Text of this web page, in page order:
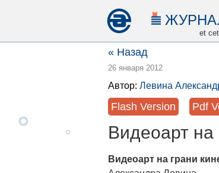
et
« Назад
26 января 2012
Автор: Левина
Flash Version Pdf
Видеоарт на
Видеоарт на грани